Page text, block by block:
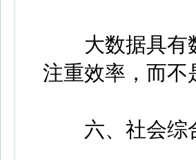
大数据具有数
注重效率，而不
六、社会综